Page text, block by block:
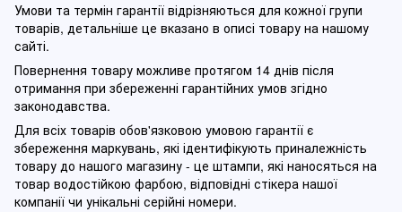
Умови та термін гарантії відрізняються для кожної групи
товарів, детальніше це вказано в описі товару на нашому
сайті.
Повернення товару можливе протягом 14 днів після
отримання при збереженні гарантійних умов згідно
законодавства.
Для всіх товарів обов'язковою умовою гарантії є
збереження маркувань, які ідентифікують приналежність
товару до нашого магазину - це штампи, які наносяться на
товар водостійкою фарбою, відповідні стікера нашої
компанії чи унікальні серійні номери.